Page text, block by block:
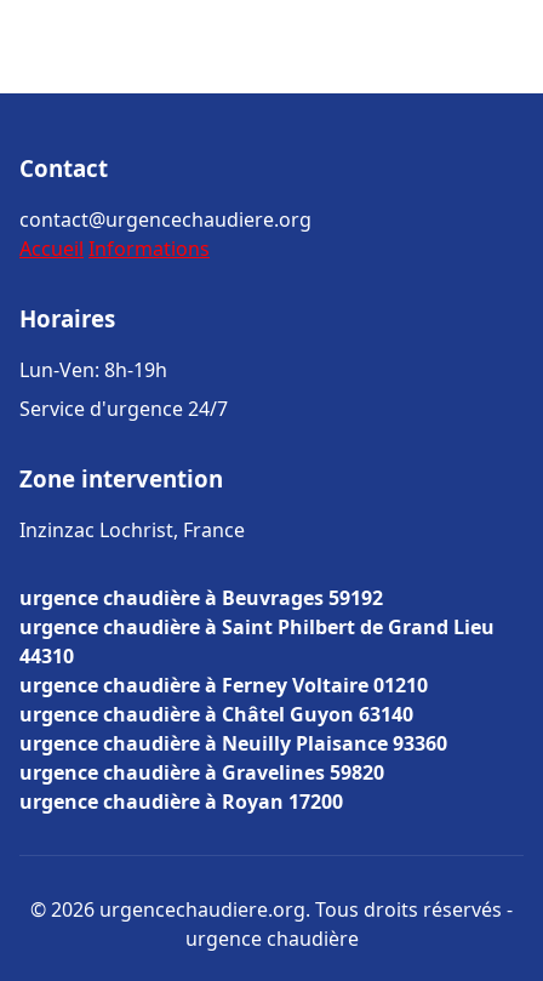
Contact
contact@urgencechaudiere.org
Accueil Informations
Horaires
Lun-Ven: 8h-19h
Service d'urgence 24/7
Zone intervention
Inzinzac Lochrist, France
urgence chaudière à Beuvrages 59192
urgence chaudière à Saint Philbert de Grand Lieu
44310
urgence chaudière à Ferney Voltaire 01210
urgence chaudière à Châtel Guyon 63140
urgence chaudière à Neuilly Plaisance 93360
urgence chaudière à Gravelines 59820
urgence chaudière à Royan 17200
© 2026 urgencechaudiere.org. Tous droits réservés -
urgence chaudière